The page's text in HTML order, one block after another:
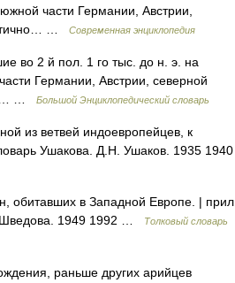
части Германии, Австрии,
…
Современная энциклопедия
во 2 й пол. 1 го тыс. до н. э. на
Германии, Австрии, северной
…
Большой Энциклопедический словарь
из ветвей индоевропейцев, к
Ушакова. Д.Н. Ушаков. 1935 1940
обитавших в Западной Европе. | прил.
Шведова. 1949 1992 …
Толковый словарь
раньше других арийцев